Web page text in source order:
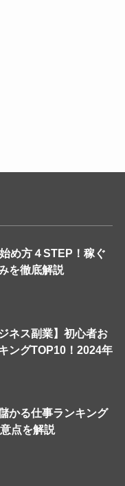
め方４STEP！稼ぐ
を徹底解説
ネス副業】初心者お
ングTOP10！2024年
かる仕事ランキング
点を解説